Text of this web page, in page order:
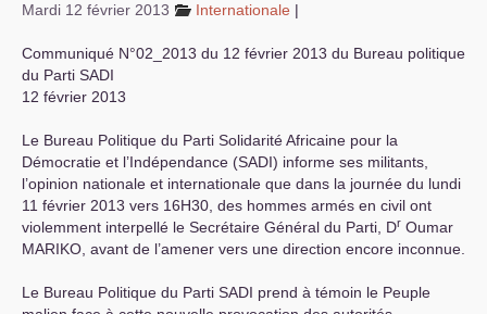
Comprendre...
Vie du site
Mardi 12 février 2013 Internationale |
Communiqué N°02_2013 du 12 février 2013 du Bureau politique
du Parti SADI
12 février 2013
Le Bureau Politique du Parti Solidarité Africaine pour la
Démocratie et l’Indépendance (SADI) informe ses militants,
l’opinion nationale et internationale que dans la journée du lundi
11 février 2013 vers 16H30, des hommes armés en civil ont
violemment interpellé le Secrétaire Général du Parti, Dr Oumar
MARIKO , avant de l’amener vers une direction encore inconnue.
Le Bureau Politique du Parti SADI prend à témoin le Peuple